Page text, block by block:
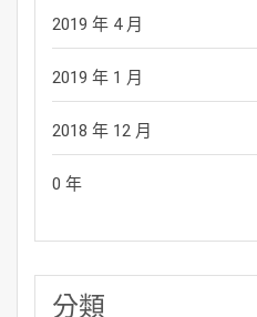
2019 年 4 月
2019 年 1 月
2018 年 12 月
0 年
分類